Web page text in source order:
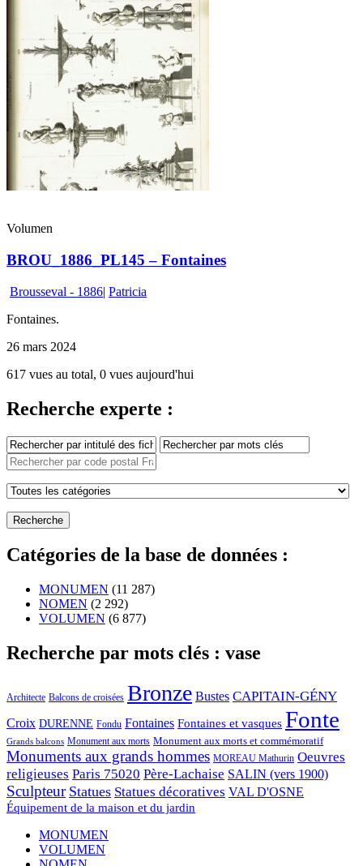
Volumen
BROU_1886_PL145 – Fontaines
Brousseval - 1886| Patricia
Fontaines.
26 mars 2024
617 vues au total, 0 vues aujourd'hui
Recherche experte :
Catégories de la base de données :
MONUMEN (11 287)
NOMEN (2 292)
VOLUMEN (6 877)
Recherche par mots clés : vase
Architecte Balcons de croisées Bronze Bustes CAPITAIN-GÉNY
Croix DURENNE Fondu Fontaines Fontaines et vasques Fonte
Grands balcons Monument aux morts Monument aux morts et commémoratif
Monuments aux grands hommes MOREAU Mathurin Oeuvres
religieuses Paris 75020 Père-Lachaise SALIN (vers 1900)
Sculpteur Statues Statues décoratives VAL D'OSNE
Équipement de la maison et du jardin
MONUMEN
VOLUMEN